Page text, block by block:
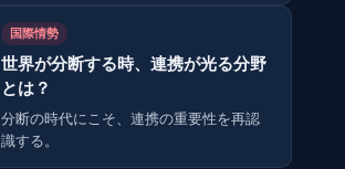
国際情勢
世界が分断する時、連携が光る分野
とは？
分断の時代にこそ、連携の重要性を再認
識する。